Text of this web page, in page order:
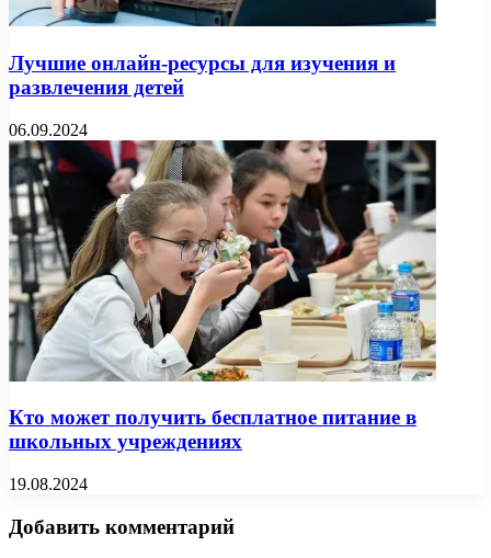
Лучшие онлайн-ресурсы для изучения и
развлечения детей
06.09.2024
Кто может получить бесплатное питание в
школьных учреждениях
19.08.2024
Добавить комментарий